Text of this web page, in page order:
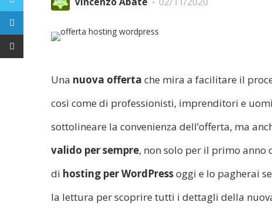
Una nuova offerta che mira a facilitare il
così come di professionisti, imprenditori e
sottolineare la convenienza dell’offerta, ma
valido per sempre, non solo per il primo anno
di hosting per WordPressoggi e lo pagherai
la lettura per scoprire tutti i dettagli della
LinkedIn
Condividi via email